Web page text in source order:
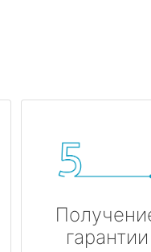
гарантии